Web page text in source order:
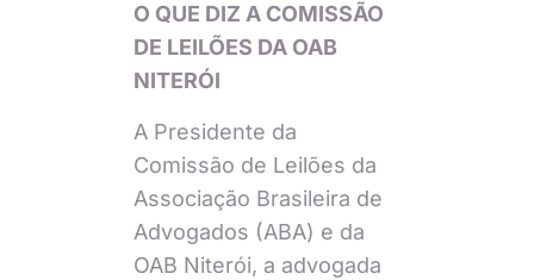
O QUE DIZ A COMISSÃO
DE LEILÕES DA OAB
NITERÓI
A Presidente da
Comissão de Leilões da
Associação Brasileira de
Advogados (ABA) e da
OAB Niterói, a advogada